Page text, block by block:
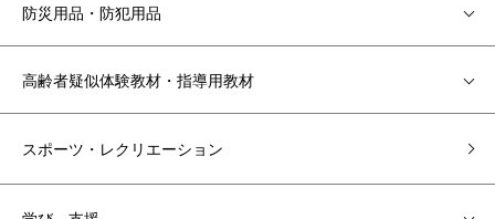
防災用品・防犯用品
高齢者疑似体験教材・指導用教材
スポーツ・レクリエーション